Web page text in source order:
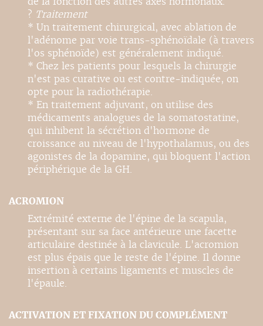
? Traitement
* Un traitement chirurgical, avec ablation de
l'adénome par voie trans-sphénoïdale (à travers
l'os sphénoïde) est généralement indiqué.
* Chez les patients pour lesquels la chirurgie
n'est pas curative ou est contre-indiquée, on
opte pour la radiothérapie.
* En traitement adjuvant, on utilise des
médicaments analogues de la somatostatine,
qui inhibent la sécrétion d'hormone de
croissance au niveau de l'hypothalamus, ou des
agonistes de la dopamine, qui bloquent l'action
périphérique de la GH.
ACROMION
Extrémité externe de l'épine de la scapula,
présentant sur sa face antérieure une facette
articulaire destinée à la clavicule. L'acromion
est plus épais que le reste de l'épine. Il donne
insertion à certains ligaments et muscles de
l'épaule.
ACTIVATION ET FIXATION DU COMPLÉMENT